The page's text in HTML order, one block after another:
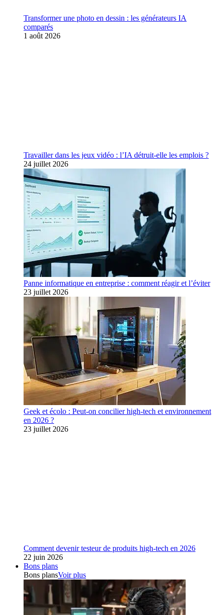
Transformer une photo en dessin : les générateurs IA
comparés
1 août 2026
Travailler dans les jeux vidéo : l’IA détruit-elle les emplois ?
24 juillet 2026
Panne informatique en entreprise : comment réagir et l’éviter
23 juillet 2026
Geek et écolo : Peut-on concilier high-tech et environnement
en 2026 ?
23 juillet 2026
Comment devenir testeur de produits high-tech en 2026
22 juin 2026
Bons plans
Bons plansVoir plus